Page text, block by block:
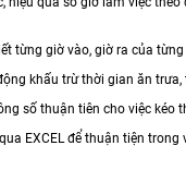
từng giờ vào, giờ ra của
khấu trừ thời gian ăn
số thuận tiên cho việc kéo
EXCEL để thuận tiện